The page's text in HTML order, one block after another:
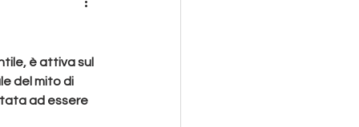
è attiva sul
del mito di
ad essere